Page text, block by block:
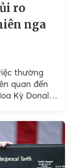
ro
nga
thường
quan đến
Kỳ Donald